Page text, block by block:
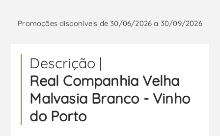
Promoções disponíveis de 30/06/2026 a 30/09/2026
Descrição |
Real Companhia Velha
Malvasia Branco - Vinho
do Porto